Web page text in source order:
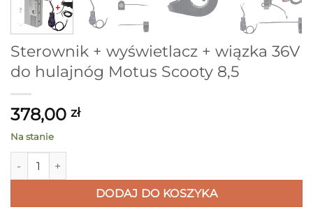
Sterownik + wyświetlacz + wiązka 36V
do hulajnóg Motus Scooty 8,5
378,00 zł
Na stanie
ilość Sterownik + wyświetlacz + wiązka 36V do hulajnóg
DODAJ DO KOSZYKA